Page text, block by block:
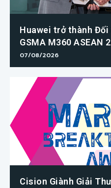
Huawei trở thành
GSMA M360 ASEAN
07/08/2026
Cision Giành Giải